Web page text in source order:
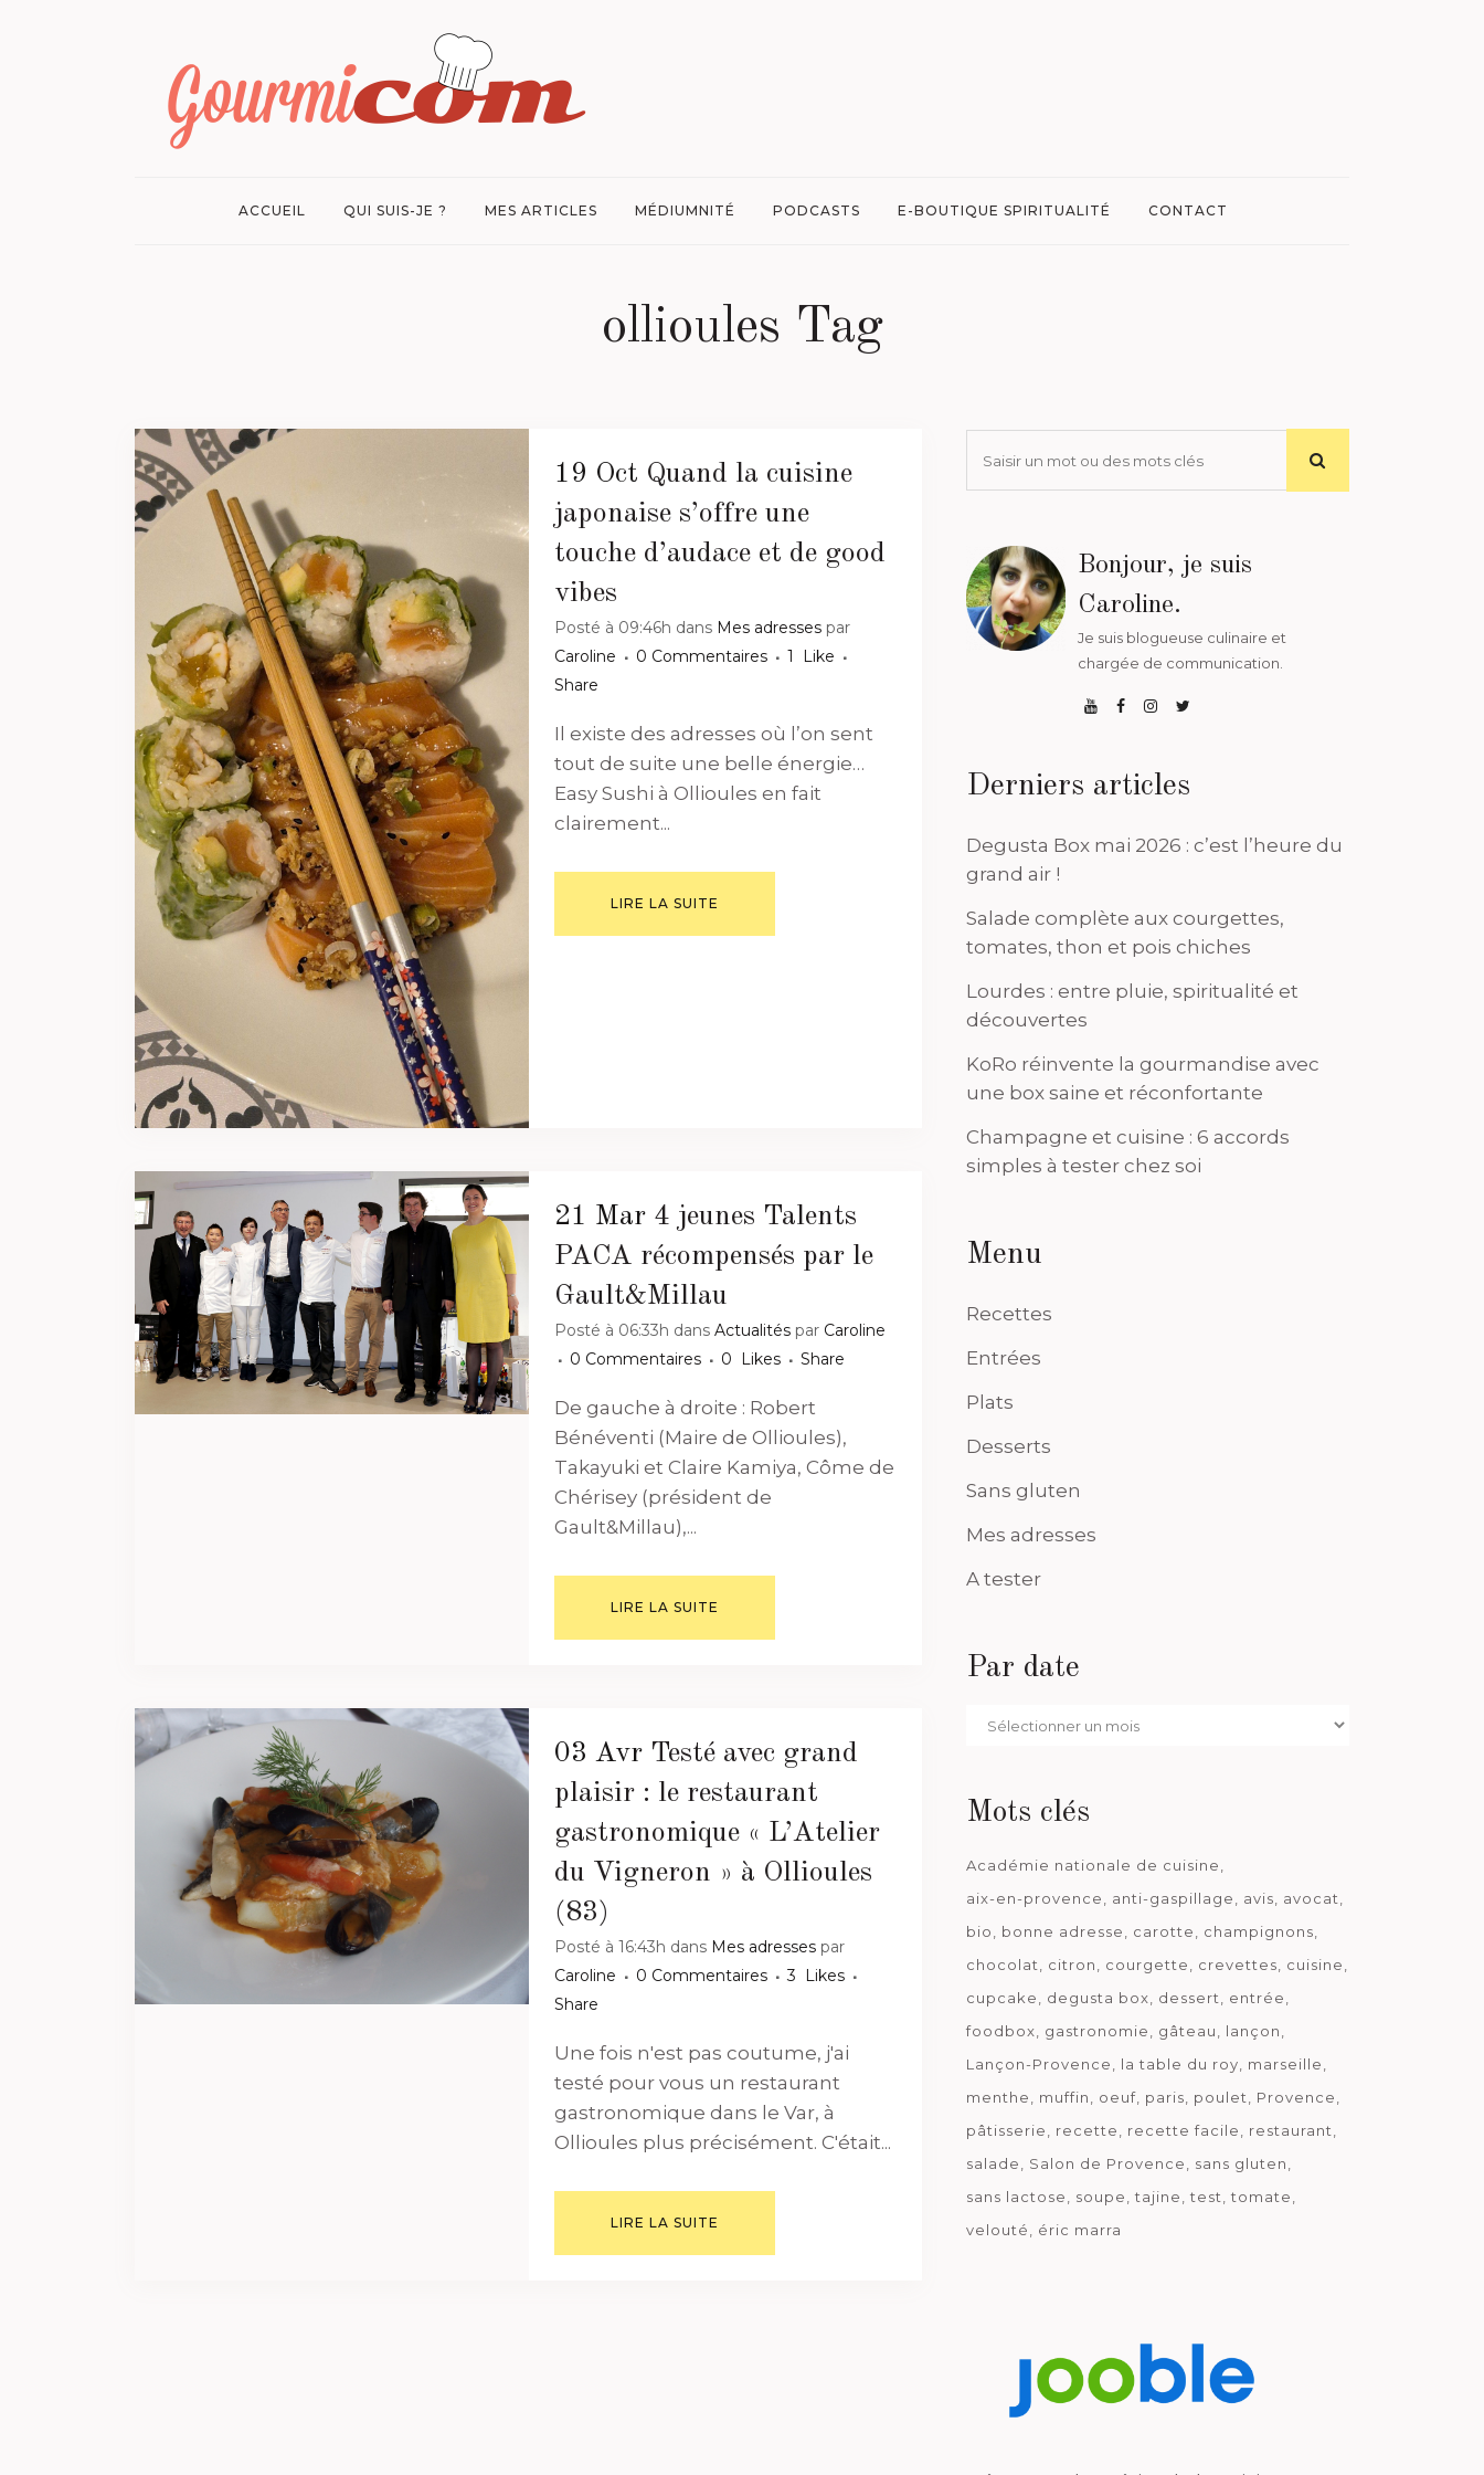
ACCUEIL QUI SUIS-JE ? MES ARTICLES MÉDIUMNITÉ PODCASTS E-BOUTIQUE SPIRITUALITÉ CONTACT
ollioules Tag
19 Oct Quand la cuisine
japonaise s’offre une
touche d’audace et de good
vibes
Posté à 09:46h dans Mes adresses par
Caroline
0 Commentaires 1
Like
Share
Il existe des adresses où l’on sent
tout de suite une belle énergie…
Easy Sushi à Ollioules en fait
clairement...
LIRE LA SUITE
21 Mar 4 jeunes Talents
PACA récompensés par le
Gault&Millau
Posté à 06:33h dans Actualités par Caroline
0 Commentaires
0 Likes Share
De gauche à droite : Robert
Bénéventi (Maire de Ollioules),
Takayuki et Claire Kamiya, Côme de
Chérisey (président de
Gault&Millau),...
LIRE LA SUITE
03 Avr Testé avec grand
plaisir : le restaurant
gastronomique « L’Atelier
du Vigneron » à Ollioules
(83)
Posté à 16:43h dans Mes adresses par
Caroline
0 Commentaires 3
Likes
Share
Une fois n'est pas coutume, j'ai
testé pour vous un restaurant
gastronomique dans le Var, à
Ollioules plus précisément. C'était...
LIRE LA SUITE
Bonjour, je suis
Caroline.
Je suis blogueuse culinaire et
chargée de communication.
Derniers articles
Degusta Box mai 2026 : c’est l’heure du
grand air !
Salade complète aux courgettes,
tomates, thon et pois chiches
Lourdes : entre pluie, spiritualité et
découvertes
KoRo réinvente la gourmandise avec
une box saine et réconfortante
Champagne et cuisine : 6 accords
simples à tester chez soi
Menu
Recettes
Entrées
Plats
Desserts
Sans gluten
Mes adresses
A tester
Par date
Par
Mots clés
Académie nationale de cuisine
aix-en-provence
anti-gaspillage avis
avocat
bio
bonne adresse carotte
champignons
chocolat
citron courgette crevettes
cuisine
cupcake
degusta box dessert
entrée
foodbox
gastronomie gâteau
lançon
Lançon-Provence
la table du roy
marseille
menthe
muffin oeuf paris poulet
Provence
pâtisserie
recette recette facile
restaurant
salade
Salon de Provence
sans gluten
sans lactose
soupe tajine test
tomate
velouté
éric marra